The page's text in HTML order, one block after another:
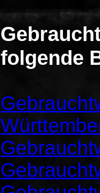
folgende